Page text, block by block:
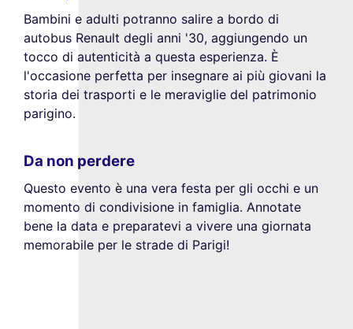
Bambini e adulti potranno salire a bordo di
autobus Renault degli anni '30, aggiungendo un
tocco di autenticità a questa esperienza. È
l'occasione perfetta per insegnare ai più giovani la
storia dei trasporti e le meraviglie del patrimonio
parigino.
Da non perdere
Questo evento è una vera festa per gli occhi e un
momento di condivisione in famiglia. Annotate
bene la data e preparatevi a vivere una giornata
memorabile per le strade di Parigi!